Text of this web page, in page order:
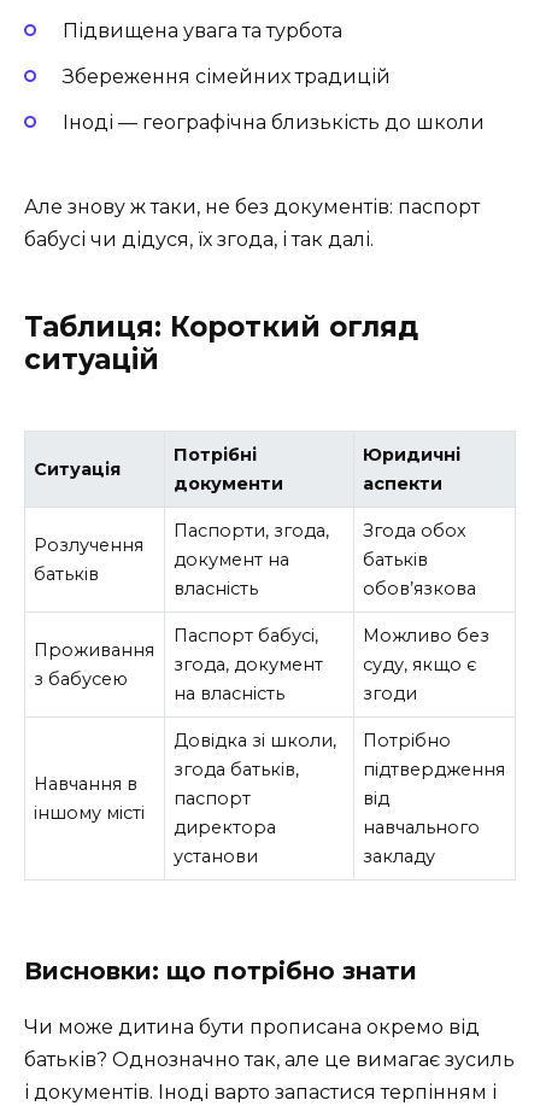
Підвищена увага та турбота
Збереження сімейних традицій
Іноді — географічна близькість до школи
Але знову ж таки, не без документів: паспорт
бабусі чи дідуся, їх згода, і так далі.
Таблиця: Короткий огляд
ситуацій
Ситуація
Потрібні
документи
Юридичні
аспекти
Розлучення
батьків
Паспорти, згода,
документ на
власність
Згода обох
батьків
обов’язкова
Проживання
з бабусею
Паспорт бабусі,
згода, документ
на власність
Можливо без
суду, якщо є
згоди
Навчання в
іншому місті
Довідка зі школи,
згода батьків,
паспорт
директора
установи
Потрібно
підтвердження
від
навчального
закладу
Висновки: що потрібно знати
Чи може дитина бути прописана окремо від
батьків? Однозначно так, але це вимагає зусиль
і документів. Іноді варто запастися терпінням і